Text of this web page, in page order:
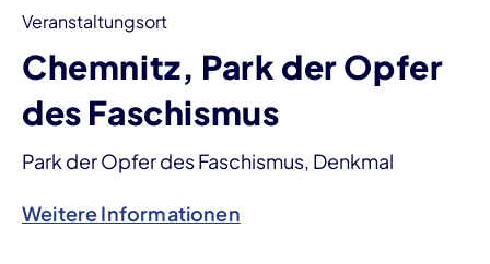
Veranstaltungsort
Chemnitz, Park der Opfer
des Faschismus
Park der Opfer des Faschismus, Denkmal
Weitere Informationen